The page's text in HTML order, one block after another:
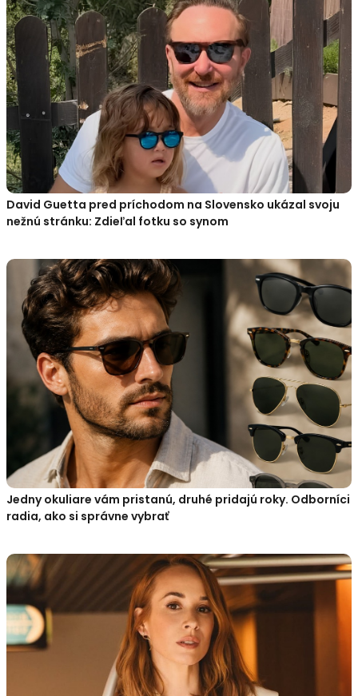
David Guetta pred príchodom na Slovensko ukázal svoju
nežnú stránku: Zdieľal fotku so synom
Jedny okuliare vám pristanú, druhé pridajú roky. Odborníci
radia, ako si správne vybrať